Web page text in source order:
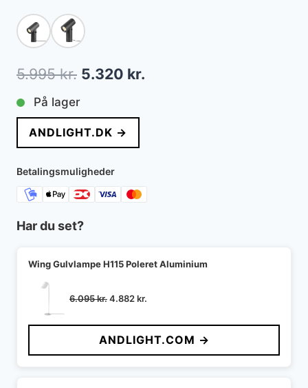
5.995kr. Den
pris
var:
5.995 kr..
5.320 kr.
På lager
ANDLIGHT.DK →
Betalingsmuligheder
Har du set?
Wing Gulvlampe H115 Poleret Aluminium
6.095kr.Den
pris
var:
6.095 kr..
4.882kr.
pris
er:
4.882 kr..
ANDLIGHT.COM →